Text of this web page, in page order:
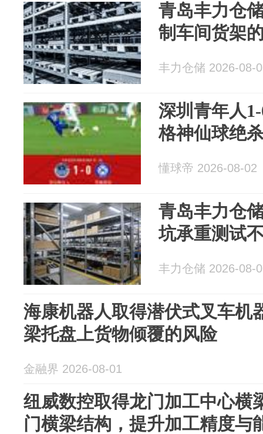
青岛丰力仓
制车间货架
丰力仓储 2026-08-
深圳青年人
格神仙球绝
懂球帝 2026-08-02
青岛丰力仓
坑承重测试
丰力仓储 2026-08-
海康机器人取得潜伏式叉车机
梁托盘上货物倾覆的风险
金融界 2026-08-01
纽威数控取得龙门加工中心横
门横梁结构，提升加工精度与